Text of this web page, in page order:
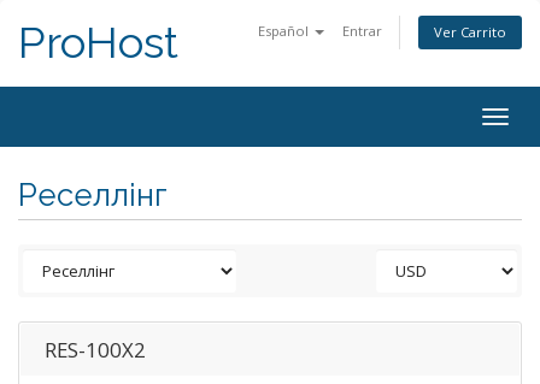
Español Entrar Ver Carrito
ProHost
Реселлінг
RES-100X2